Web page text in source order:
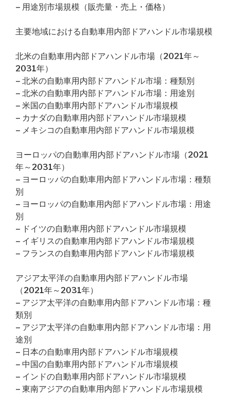
– 用途別市場規模（販売量・売上・価格）
主要地域における自動車用内部ドアハンドル市場規模
北米の自動車用内部ドアハンドル市場（2021年～
2031年）
– 北米の自動車用内部ドアハンドル市場：種類別
– 北米の自動車用内部ドアハンドル市場：用途別
– 米国の自動車用内部ドアハンドル市場規模
– カナダの自動車用内部ドアハンドル市場規模
– メキシコの自動車用内部ドアハンドル市場規模
ヨーロッパの自動車用内部ドアハンドル市場（2021
年～2031年）
– ヨーロッパの自動車用内部ドアハンドル市場：種類
別
– ヨーロッパの自動車用内部ドアハンドル市場：用途
別
– ドイツの自動車用内部ドアハンドル市場規模
– イギリスの自動車用内部ドアハンドル市場規模
– フランスの自動車用内部ドアハンドル市場規模
アジア太平洋の自動車用内部ドアハンドル市場
（2021年～2031年）
– アジア太平洋の自動車用内部ドアハンドル市場：種
類別
– アジア太平洋の自動車用内部ドアハンドル市場：用
途別
– 日本の自動車用内部ドアハンドル市場規模
– 中国の自動車用内部ドアハンドル市場規模
– インドの自動車用内部ドアハンドル市場規模
– 東南アジアの自動車用内部ドアハンドル市場規模